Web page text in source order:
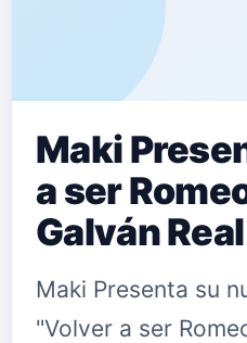
Maki
a ser
Galván Real
Maki Presenta su
"Volver a ser